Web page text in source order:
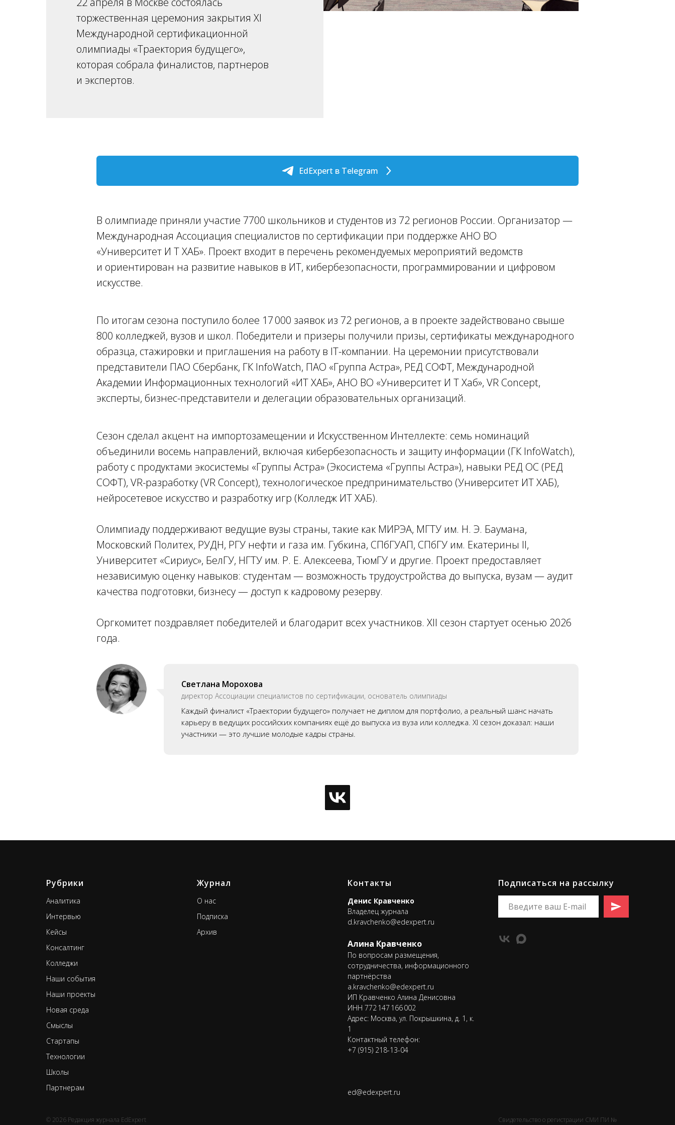
торжественная церемония закрытия XI
Международной сертификационной
олимпиады «Траектория будущего»,
которая собрала финалистов, партнеров
и экспертов.
EdExpert в Telegram
В олимпиаде приняли участие 7700 школьников и студентов из 72 регионов России. Организатор —
Международная Ассоциация специалистов по сертификации при поддержке АНО ВО
«Университет И Т ХАБ». Проект входит в перечень рекомендуемых мероприятий ведомств
и ориентирован на развитие навыков в ИТ, кибербезопасности, программировании и цифровом
искусстве.
По итогам сезона поступило более 17 000 заявок из 72 регионов, а в проекте задействовано свыше
800 колледжей, вузов и школ. Победители и призеры получили призы, сертификаты международного
образца, стажировки и приглашения на работу в IT-компании. На церемонии присутствовали
представители ПАО Сбербанк, ГК InfoWatch, ПАО «Группа Астра», РЕД СОФТ, Международной
Академии Информационных технологий «ИТ ХАБ», АНО ВО «Университет И Т Хаб», VR Concept,
эксперты, бизнес-представители и делегации образовательных организаций.
Сезон сделал акцент на импортозамещении и Искусственном Интеллекте: семь номинаций
объединили восемь направлений, включая кибербезопасность и защиту информации (ГК InfoWatch),
работу с продуктами экосистемы «Группы Астра» (Экосистема «Группы Астра»), навыки РЕД ОС (РЕД
СОФТ), VR-разработку (VR Concept), технологическое предпринимательство (Университет ИТ ХАБ),
нейросетевое искусство и разработку игр (Колледж ИТ ХАБ).
Олимпиаду поддерживают ведущие вузы страны, такие как МИРЭА, МГТУ им. Н. Э. Баумана,
Московский Политех, РУДН, РГУ нефти и газа им. Губкина, СПбГУАП, СПбГУ им. Екатерины II,
Университет «Сириус», БелГУ, НГТУ им. Р. Е. Алексеева, ТюмГУ и другие. Проект предоставляет
независимую оценку навыков: студентам — возможность трудоустройства до выпуска, вузам — аудит
качества подготовки, бизнесу — доступ к кадровому резерву.
Оргкомитет поздравляет победителей и благодарит всех участников. XII сезон стартует осенью 2026
года.
Светлана Морохова
директор Ассоциации специалистов по сертификации, основатель олимпиады
Каждый финалист «Траектории будущего» получает не диплом для портфолио, а реальный шанс начать
карьеру в ведущих российских компаниях ещё до выпуска из вуза или колледжа. XI сезон доказал: наши
участники — это лучшие молодые кадры страны.
Рубрики
Аналитика
Интервью
Кейсы
Консалтинг
Колледжи
Наши события
Наши проекты
Новая среда
Смыслы
Стартапы
Технологии
Школы
Партнерам
Журнал
О нас
Подписка
Архив
Контакты
Денис Кравченко
Владелец журнала
d.kravchenko@edexpert.ru
Алина Кравченко
По вопросам размещения,
сотрудничества, информационного
партнёрства
a.kravchenko@edexpert.ru
ИП Кравченко Алина Денисовна
ИНН 772 147 166 002
Адрес: Москва, ул. Покрышкина, д. 1, к.
1
Контактный телефон:
+7 (915) 218-13-04
ed@edexpert.ru
Подписаться на рассылку
© 2026 Редакция журнала EdExpert
Свидетельство о регистрации СМИ ПИ №